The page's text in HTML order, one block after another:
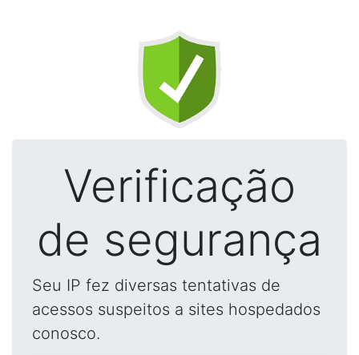
Verificação
de segurança
Seu IP fez diversas tentativas de
acessos suspeitos a sites hospedados
conosco.